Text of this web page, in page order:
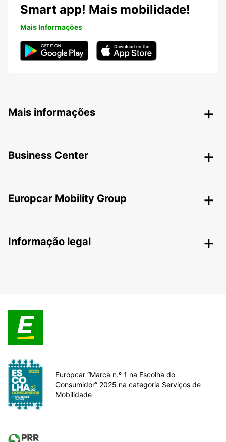
Smart app! Mais mobilidade!
Mais Informações
Mais informações
Business Center
Europcar Mobility Group
Informação legal
Europcar “Marca n.º 1 na Escolha do
Consumidor” 2025 na categoria Serviços de
Mobilidade